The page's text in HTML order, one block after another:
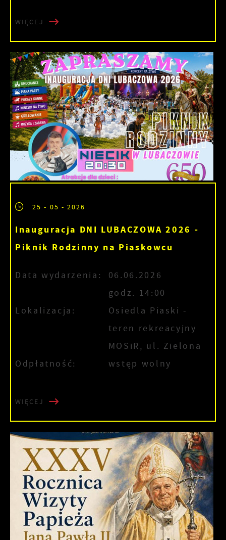
WIĘCEJ
25 - 05 - 2026
Inauguracja DNI LUBACZOWA 2026 -
Piknik Rodzinny na Piaskowcu
Data wydarzenia:
06.06.2026
godz. 14:00
Lokalizacja:
Osiedla Piaski -
teren rekreacyjny
MOSiR, ul. Zielona
Odpłatność:
wstęp wolny
WIĘCEJ